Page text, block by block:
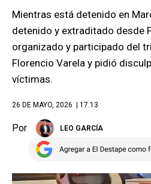
Mientras está detenido en
detenido y extraditado desde
organizado y participado del
Florencio Varela y pidió
víctimas.
26 DE MAYO, 2026 | 17.13
Por LEO GARCÍA